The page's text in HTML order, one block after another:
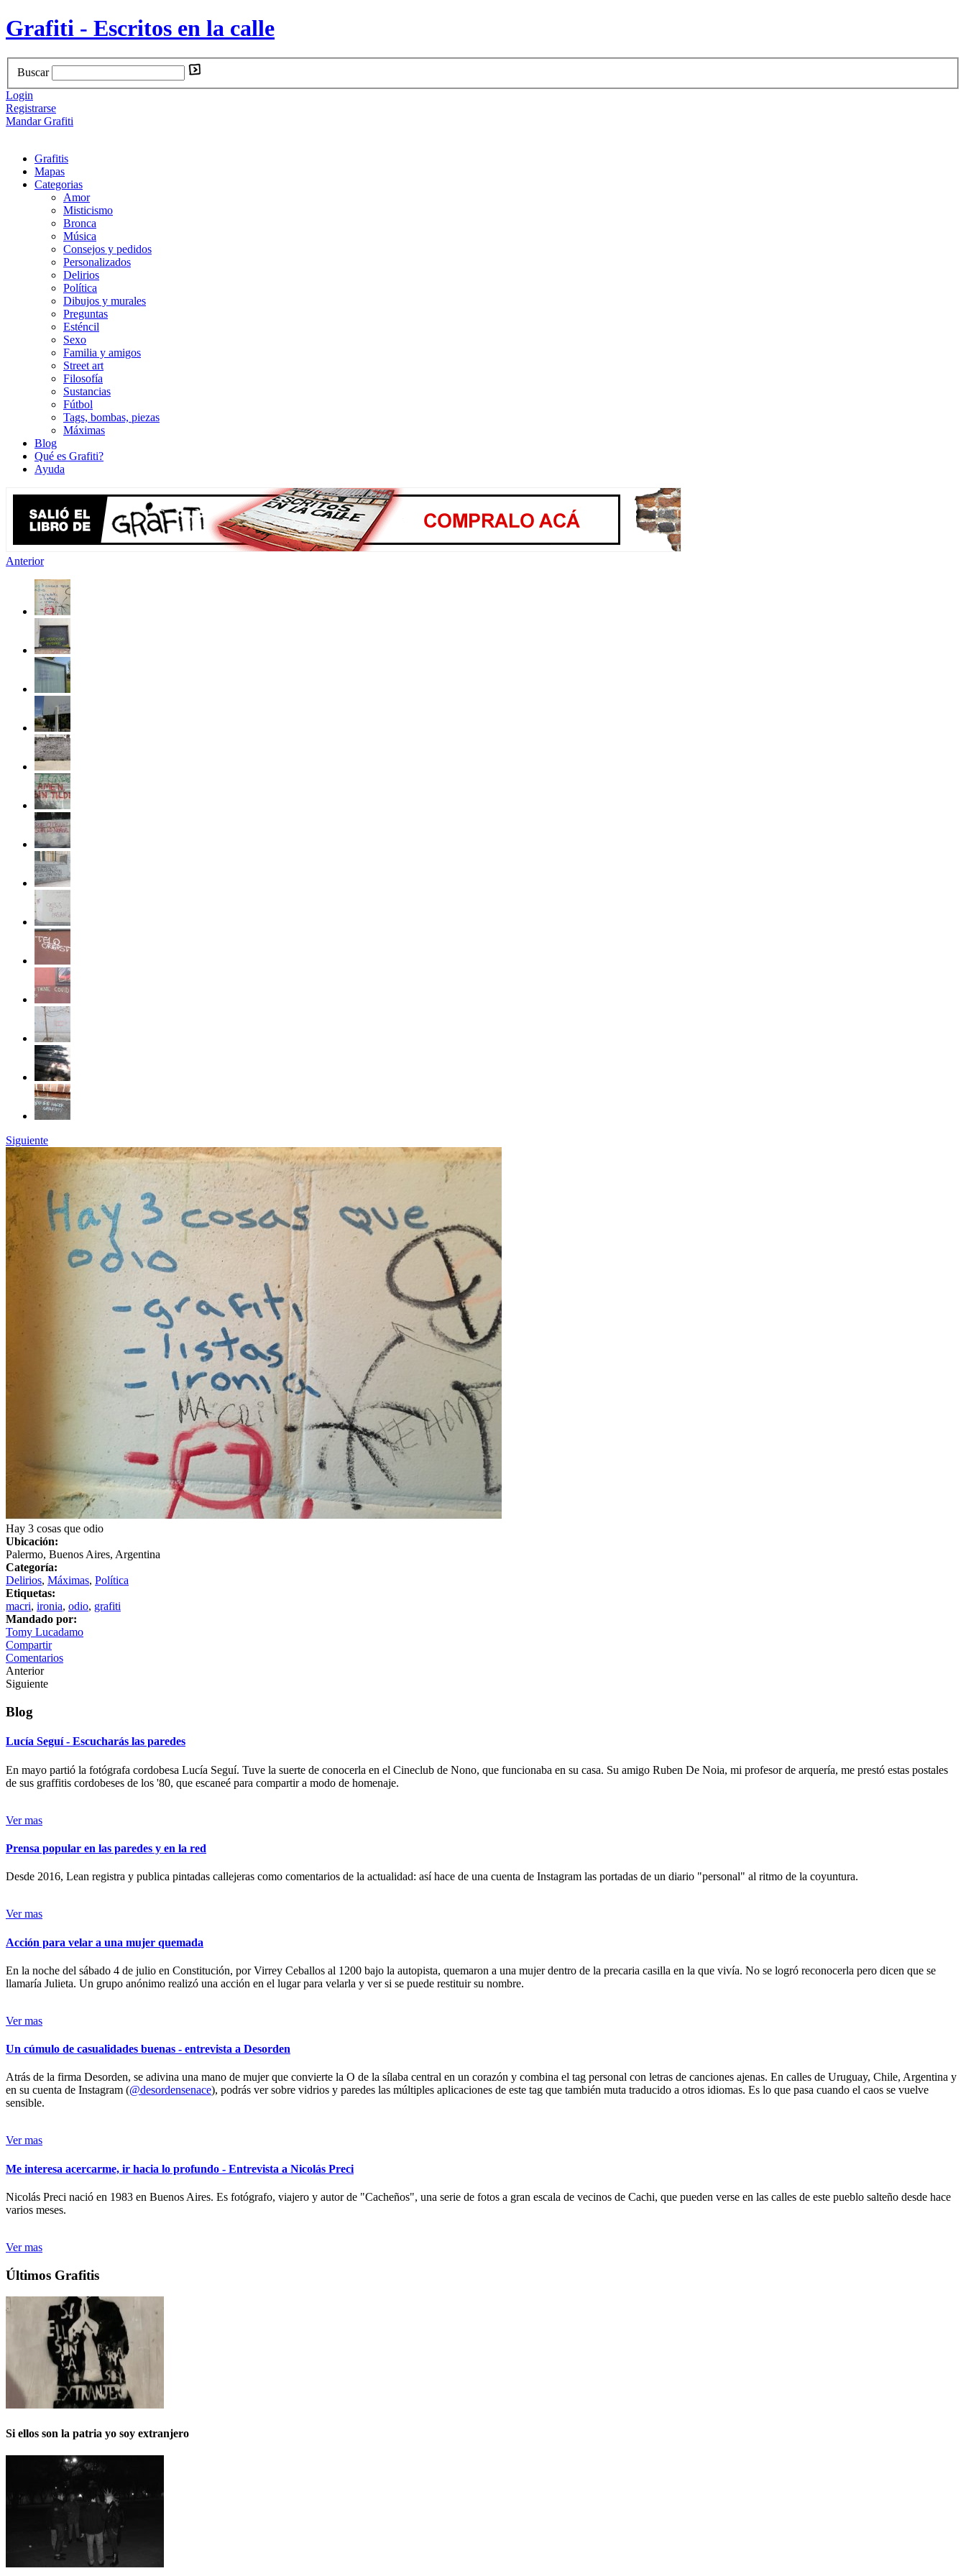
Grafiti - Escritos en la calle
Buscar
Login
Registrarse
Mandar Grafiti
Grafitis
Mapas
Categorias
Amor
Misticismo
Bronca
Música
Consejos y pedidos
Personalizados
Delirios
Política
Dibujos y murales
Preguntas
Esténcil
Sexo
Familia y amigos
Street art
Filosofía
Sustancias
Fútbol
Tags, bombas, piezas
Máximas
Blog
Qué es Grafiti?
Ayuda
Anterior
Siguiente
Hay 3 cosas que odio
Ubicación:
Palermo, Buenos Aires, Argentina
Categoría:
Delirios, Máximas, Política
Etiquetas:
macri, ironia, odio, grafiti
Mandado por:
Tomy Lucadamo
Compartir
Comentarios
Anterior
Siguiente
Blog
Lucía Seguí - Escucharás las paredes
En mayo partió la fotógrafa cordobesa Lucía Seguí. Tuve la suerte de conocerla en el Cineclub de Nono, que funcionaba en su casa. Su amigo Ruben De Noia, mi profesor de arquería, me prestó estas postales
de sus graffitis cordobeses de los '80, que escaneé para compartir a modo de homenaje.
Ver mas
Prensa popular en las paredes y en la red
Desde 2016, Lean registra y publica pintadas callejeras como comentarios de la actualidad: así hace de una cuenta de Instagram las portadas de un diario "personal" al ritmo de la coyuntura.
Ver mas
Acción para velar a una mujer quemada
En la noche del sábado 4 de julio en Constitución, por Virrey Ceballos al 1200 bajo la autopista, quemaron a una mujer dentro de la precaria casilla en la que vivía. No se logró reconocerla pero dicen que se
llamaría Julieta. Un grupo anónimo realizó una acción en el lugar para velarla y ver si se puede restituir su nombre.
Ver mas
Un cúmulo de casualidades buenas - entrevista a Desorden
Atrás de la firma Desorden, se adivina una mano de mujer que convierte la O de la sílaba central en un corazón y combina el tag personal con letras de canciones ajenas. En calles de Uruguay, Chile, Argentina y
en su cuenta de Instagram (@desordensenace), podrás ver sobre vidrios y paredes las múltiples aplicaciones de este tag que también muta traducido a otros idiomas. Es lo que pasa cuando el caos se vuelve
sensible.
Ver mas
Me interesa acercarme, ir hacia lo profundo - Entrevista a Nicolás Preci
Nicolás Preci nació en 1983 en Buenos Aires. Es fotógrafo, viajero y autor de "Cacheños", una serie de fotos a gran escala de vecinos de Cachi, que pueden verse en las calles de este pueblo salteño desde hace
varios meses.
Ver mas
Últimos Grafitis
Si ellos son la patria yo soy extranjero